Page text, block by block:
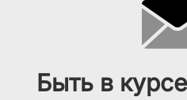
Быть в курсе